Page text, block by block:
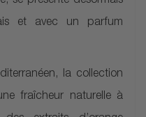
et avec un parfum
la collection
fraîcheur naturelle à